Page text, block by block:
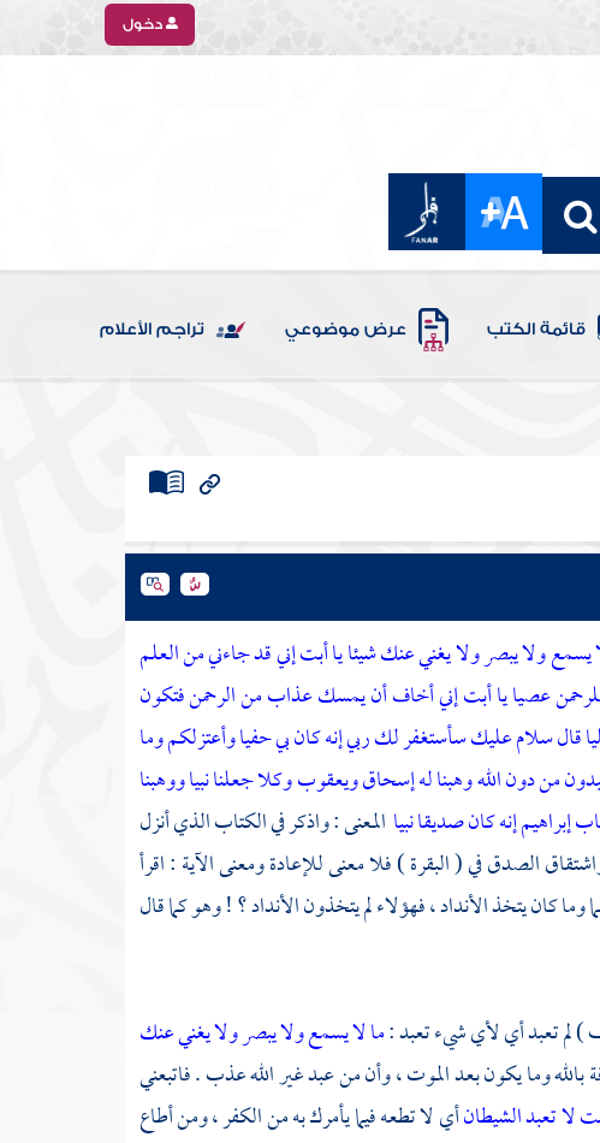
دخول
قائمة الكتب عرض موضوعي تراجم الأعلام
يسمع ولا يبصر ولا يغني عنك شيئا يا أبت إني قد جاءني من العلم
عصيا يا أبت إني أخاف أن يمسك عذاب من الرحمن فتكون
قال سلام عليك سأستغفر لك ربي إنه كان بي حفيا وأعتزلكم وما
من دون الله وهبنا له إسحاق ويعقوب وكلا جعلنا نبيا ووهبنا
إبراهيم إنه كان صديقا نبيا المعنى : واذكر في الكتاب الذي أنزل
الصدق في ( البقرة ) فلا معنى للإعادة ومعنى الآية : اقرأ
كان يتخذ الأنداد ، فهؤلاء لم يتخذون الأنداد ؟ ! وهو كما قال
) لم تعبد أي لأي شيء تعبد :ما لا يسمع ولا يبصر ولا يغني عنك
بالله وما يكون بعد الموت ، وأن من عبد غير الله عذب . فاتبعني
لا تعبد الشيطانأي لا تطعه فيما يأمرك به من الكفر ، ومن أطاع